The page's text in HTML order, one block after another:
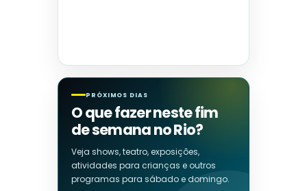
PRÓXIMOS DIAS
O que fazer neste fim
de semana no Rio?
Veja shows, teatro, exposições,
atividades para crianças e outros
programas para sábado e domingo.